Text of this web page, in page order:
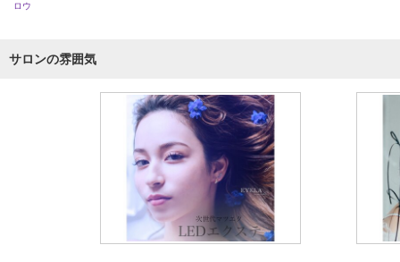
ロウ
サロンの雰囲気